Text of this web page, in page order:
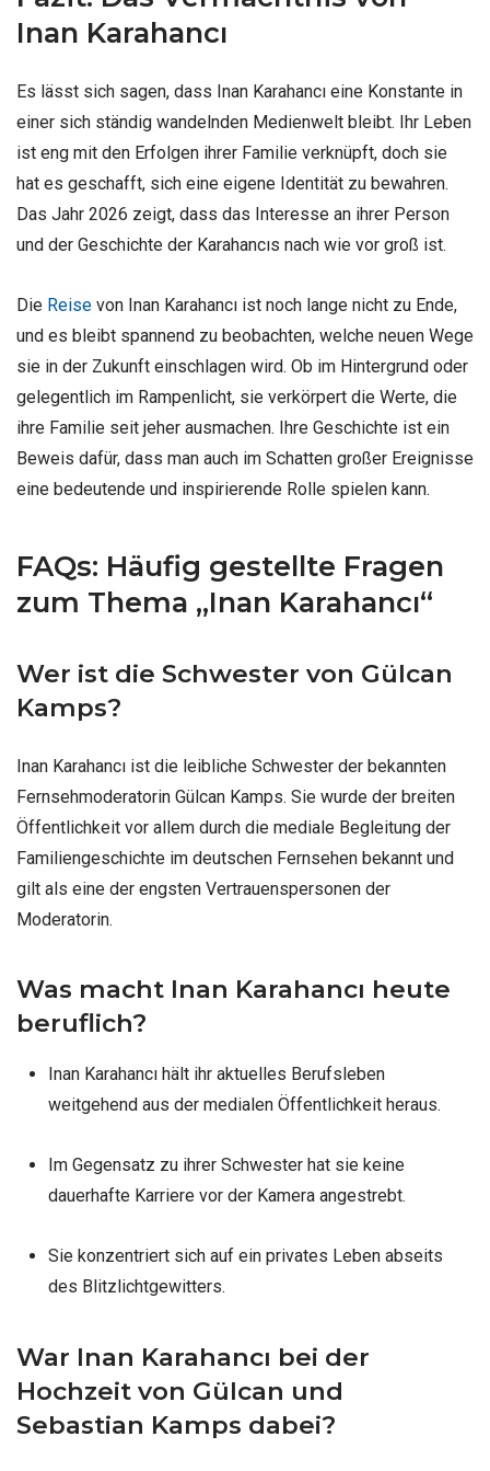
Inan Karahancı
Es lässt sich sagen, dass Inan Karahancı eine Konstante in
einer sich ständig wandelnden Medienwelt bleibt. Ihr Leben
ist eng mit den Erfolgen ihrer Familie verknüpft, doch sie
hat es geschafft, sich eine eigene Identität zu bewahren.
Das Jahr 2026 zeigt, dass das Interesse an ihrer Person
und der Geschichte der Karahancıs nach wie vor groß ist.
Die Reise von Inan Karahancı ist noch lange nicht zu Ende,
und es bleibt spannend zu beobachten, welche neuen Wege
sie in der Zukunft einschlagen wird. Ob im Hintergrund oder
gelegentlich im Rampenlicht, sie verkörpert die Werte, die
ihre Familie seit jeher ausmachen. Ihre Geschichte ist ein
Beweis dafür, dass man auch im Schatten großer Ereignisse
eine bedeutende und inspirierende Rolle spielen kann.
FAQs: Häufig gestellte Fragen
zum Thema „Inan Karahancı“
Wer ist die Schwester von Gülcan
Kamps?
Inan Karahancı ist die leibliche Schwester der bekannten
Fernsehmoderatorin Gülcan Kamps. Sie wurde der breiten
Öffentlichkeit vor allem durch die mediale Begleitung der
Familiengeschichte im deutschen Fernsehen bekannt und
gilt als eine der engsten Vertrauenspersonen der
Moderatorin.
Was macht Inan Karahancı heute
beruflich?
Inan Karahancı hält ihr aktuelles Berufsleben
weitgehend aus der medialen Öffentlichkeit heraus.
Im Gegensatz zu ihrer Schwester hat sie keine
dauerhafte Karriere vor der Kamera angestrebt.
Sie konzentriert sich auf ein privates Leben abseits
des Blitzlichtgewitters.
War Inan Karahancı bei der
Hochzeit von Gülcan und
Sebastian Kamps dabei?